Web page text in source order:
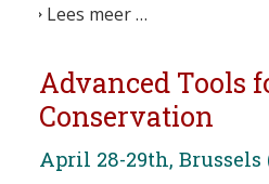
Lees meer …
Advanced Tools
Conservation
April 28-29th, Brussels